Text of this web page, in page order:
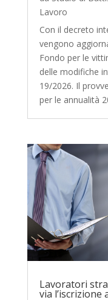
Lavoro
Con il decreto
vengono
Fondo per le
delle modifiche
19/2026. Il
per le annualità
Lavoratori
via l’iscrizione